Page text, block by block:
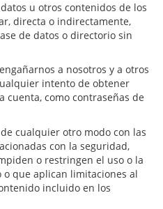
u otros contenidos de los
directa o indirectamente,
de datos o directorio sin
a nosotros y a otros
intento de obtener
cuenta, como contraseñas de
cualquier otro modo con las
con la seguridad,
o restringen el uso o la
que aplican limitaciones al
incluido en los